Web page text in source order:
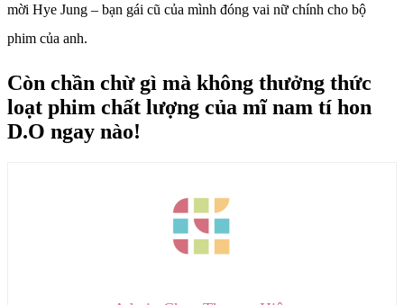
mời Hye Jung – bạn gái cũ của mình đóng vai nữ chính cho bộ
phim của anh.
Còn chần chừ gì mà không thưởng thức
loạt phim chất lượng của mĩ nam tí hon
D.O ngay nào!